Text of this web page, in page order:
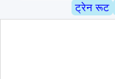
ट्रेन रूट